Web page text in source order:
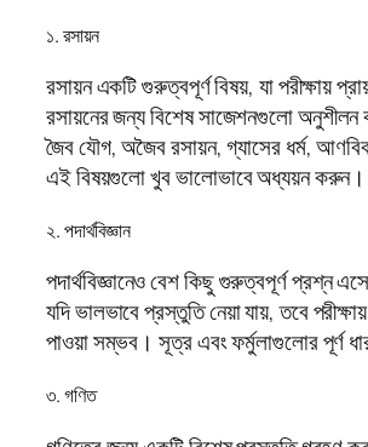
১. রসায়ন
রসায়ন একটি গুরুত্বপূর্ণ বিষয়, যা পরীক্ষায়
রসায়নের জন্য বিশেষ সাজেশনগুলো অনুশীলন
জৈব যৌগ, অজৈব রসায়ন, গ্যাসের ধর্ম,
এই বিষয়গুলো খুব ভালোভাবে অধ্যয়ন করুন।
২. পদার্থবিজ্ঞান
পদার্থবিজ্ঞানেও বেশ কিছু গুরুত্বপূর্ণ প্রশ্ন
যদি ভালভাবে প্রস্তুতি নেয়া যায়, তবে
পাওয়া সম্ভব। সূত্র এবং ফর্মুলাগুলোর পূর্ণ
৩. গণিত